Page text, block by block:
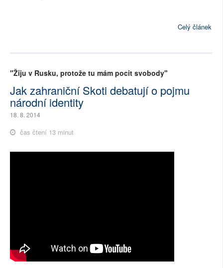
Celý článek
"Žiju v Rusku, protože tu mám pocit svobody"
Jak zahraniční Skoti debatují o pojmu
národní identity
18. 8. 2014
čas čtení 13 minut